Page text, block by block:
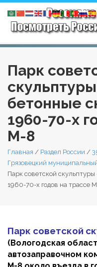
Парк
бетонные
1960-70-х
М-8
Главная / Раздел России /
Грязовецкий
Парк советской
1960-70-х годов на трассе
Парк советской
(Вологодская
автозаправочном